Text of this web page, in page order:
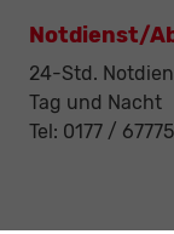
Notdienst/
24-Std.
Tag und Nacht
Tel: 0177 /